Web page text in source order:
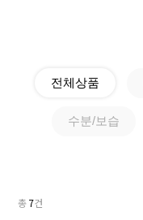
전체상품
수분/보습
총7건